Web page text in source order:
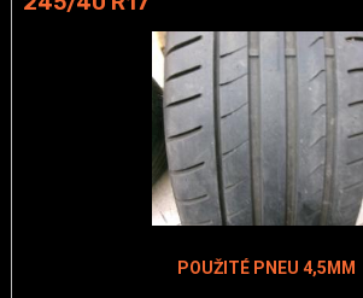
POUŽITÉ PNEU 4,5MM